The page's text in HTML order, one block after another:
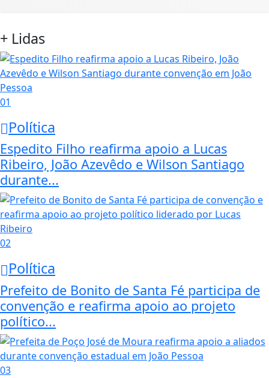
+ Lidas
01
Política
Espedito Filho reafirma apoio a Lucas
Ribeiro, João Azevêdo e Wilson Santiago
durante...
02
Política
Prefeito de Bonito de Santa Fé participa de
convenção e reafirma apoio ao projeto
político...
03